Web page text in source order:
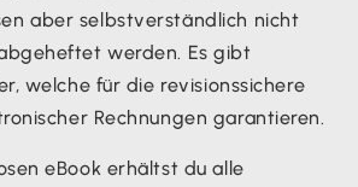
aber selbstverständlich nicht
werden. Es gibt
welche für die revisionssichere
Rechnungen garantieren.
eBook erhältst du alle